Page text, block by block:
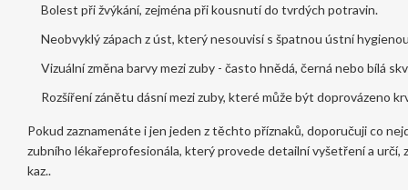
Bolest při žvýkání, zejména při kousnutí do tvrdých potravin.
Neobvyklý zápach z úst, který nesouvisí s špatnou ústní
Vizuální změna barvy mezi zuby - často hnědá, černá nebo bílá
Rozšíření zánětu dásní mezi zuby, které může být doprovázeno
Pokud zaznamenáte i jen jeden z těchto příznaků, doporučuji co
zubního lékařeprofesionála, který provede detailní vyšetření a určí,
kaz..